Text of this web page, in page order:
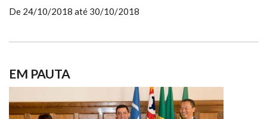
De 24/10/2018 até 30/10/2018
EM PAUTA